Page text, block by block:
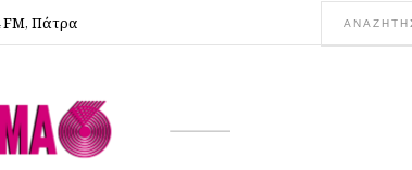
FM, Πάτρα